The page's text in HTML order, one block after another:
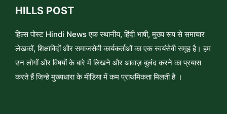
HILLS POST
हिल्स पोस्ट Hindi News एक स्थानीय, हिंदी भाषी, मुख्य रूप से समाचार
लेखकों, शिक्षाविदों और समाजसेवी कार्यकर्ताओं का एक स्वयंसेवी समूह है। हम
उन लोगों और विषयों के बारे में लिखने और आवाज़ बुलंद करने का प्रयास
करते हैं जिन्हे मुख्यधारा के मीडिया में कम प्राथमिकता मिलती है ।